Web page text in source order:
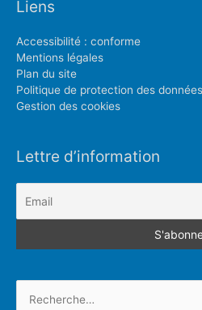
Liens
Accessibilité : conforme
Mentions légales
Plan du site
Politique de protection des données
Gestion des cookies
Lettre d’information